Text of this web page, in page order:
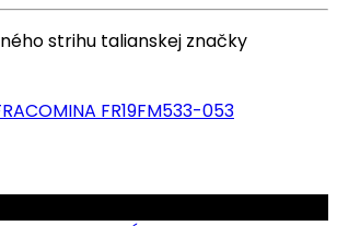
strihu talianskej značky